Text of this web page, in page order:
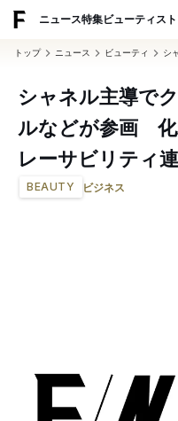
ニュース特集ビューティ ス
トップ ニュース ビューティ シ
シャネル主導で
ルなどが参画 化
レーサビリティ
BEAUTY ビジネス